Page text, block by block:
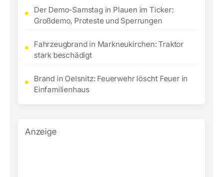
Der Demo-Samstag in Plauen im Ticker:
Großdemo, Proteste und Sperrungen
Fahrzeugbrand in Markneukirchen: Traktor
stark beschädigt
Brand in Oelsnitz: Feuerwehr löscht Feuer in
Einfamilienhaus
Anzeige